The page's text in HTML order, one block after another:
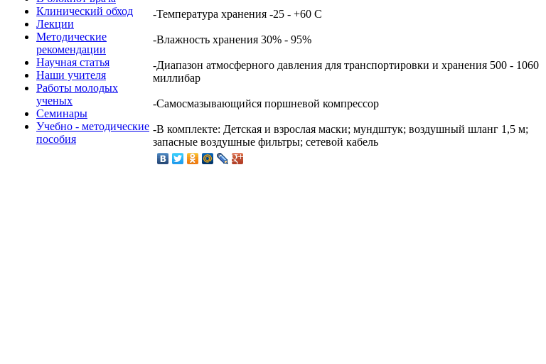
Клинический обход
Лекции
Методические
рекомендации
Научная статья
Наши учителя
Работы молодых
ученых
Семинары
Учебно - методические
пособия
-Температура хранения -25 - +60 С
-Влажность хранения 30% - 95%
-Диапазон атмосферного давления для транспортировки и хранения 500 - 1060
миллибар
-Самосмазывающийся поршневой компрессор
-В комплекте: Детская и взрослая маски; мундштук; воздушный шланг 1,5 м;
запасные воздушные фильтры; сетевой кабель